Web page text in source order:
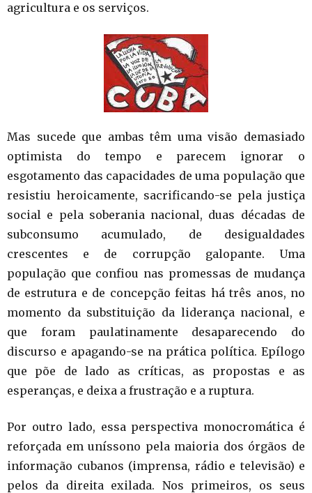
agricultura e os serviços.
Mas sucede que ambas têm uma visão demasiado
optimista do tempo e parecem ignorar o
esgotamento das capacidades de uma população que
resistiu heroicamente, sacrificando-se pela justiça
social e pela soberania nacional, duas décadas de
subconsumo acumulado, de desigualdades
crescentes e de corrupção galopante. Uma
população que confiou nas promessas de mudança
de estrutura e de concepção feitas há três anos, no
momento da substituição da liderança nacional, e
que foram paulatinamente desaparecendo do
discurso e apagando-se na prática política. Epílogo
que põe de lado as críticas, as propostas e as
esperanças, e deixa a frustração e a ruptura.
Por outro lado, essa perspectiva monocromática é
reforçada em uníssono pela maioria dos órgãos de
informação cubanos (imprensa, rádio e televisão) e
pelos da direita exilada. Nos primeiros, os seus